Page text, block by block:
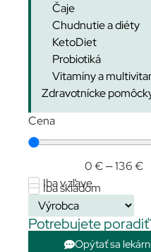
Čaje
Chudnutie a diéty
KetoDiet
Probiotiká
Vitamíny a
Zdravotnícke
Cena
0€—136€
Iba skladom
Potrebujete
Opýtať sa